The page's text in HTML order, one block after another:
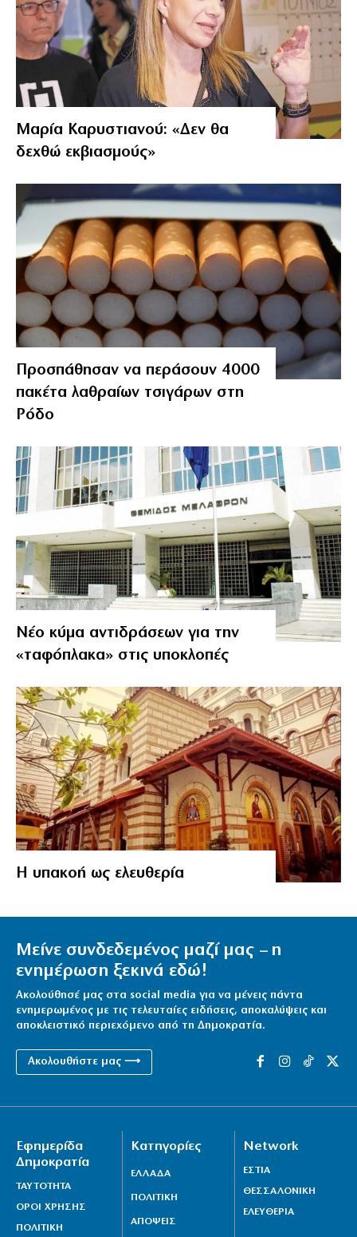
Μαρία Καρυστιανού: «Δεν θα
δεχθώ εκβιασμούς»
Προσπάθησαν να περάσουν 4000
πακέτα λαθραίων τσιγάρων στη
Ρόδο
Νέο κύμα αντιδράσεων για την
«ταφόπλακα» στις υποκλοπές
Η υπακοή ως ελευθερία
Μείνε συνδεδεμένος μαζί μας – η
ενημέρωση ξεκινά εδώ!
Ακολούθησέ μας στα social media για να μένεις πάντα
ενημερωμένος με τις τελευταίες ειδήσεις, αποκαλύψεις και
αποκλειστικό περιεχόμενο από τη Δημοκρατία.
Ακολουθήστε μας ⟶
Εφημερίδα
Δημοκρατία
ΤΑΥΤΟΤΗΤΑ
ΟΡΟΙ ΧΡΗΣΗΣ
ΠΟΛΙΤΙΚΗ
Κατηγορίες
ΕΛΛΑΔΑ
ΠΟΛΙΤΙΚΗ
ΑΠΟΨΕΙΣ
Network
ΕΣΤΙΑ
ΘΕΣΣΑΛΟΝΙΚΗ
ΕΛΕΥΘΕΡΙΑ